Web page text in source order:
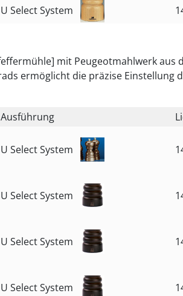
U Select System
mit Peugeotmahlwerk aus
ermöglicht die präzise
Ausführung
U Select System
U Select System
U Select System
U Select System